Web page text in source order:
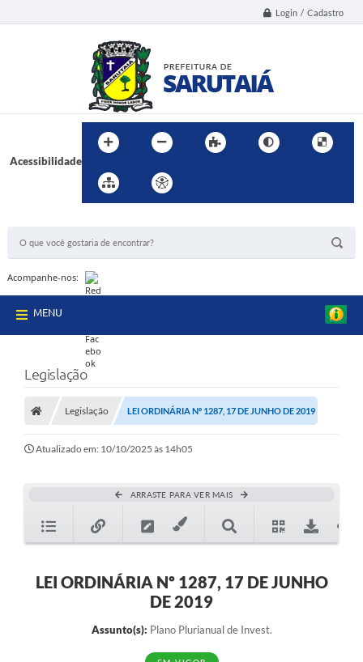
Login / Cadastro
Acessibilidade
Acompanhe-nos:
MENU
Legislação
Legislação LEI ORDINÁRIA Nº 1287, 17 DE JUNHO DE 2019
Atualizado em: 10/10/2025 às 14h05
ARRASTE PARA VER MAIS
LEI ORDINÁRIA Nº 1287, 17 DE JUNHO
DE 2019
Assunto(s): Plano Plurianual de Invest.